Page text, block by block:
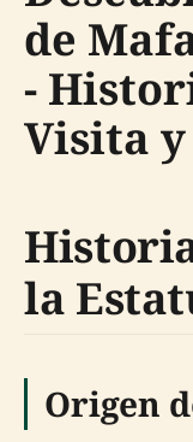
de
-
Visita y
la
Origen